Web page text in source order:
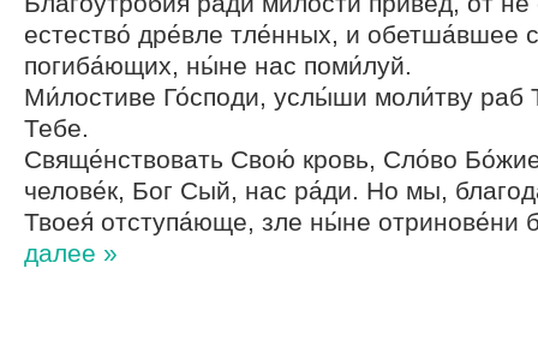
естество́ дре́вле тле́нных, и обетша́вшее
погиба́ющих, ны́не нас поми́луй.
Ми́лостиве Го́споди, услы́ши моли́тву раб
Тебе.
Свяще́нствовать Свою́ кровь, Сло́во
челове́к, Бог Сый, нас ра́ди. Но мы,
Твоея́ отступа́юще, зле ны́не отринове́ни
далее »